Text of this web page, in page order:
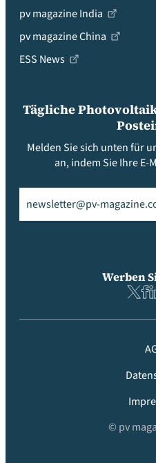
pv magazine India
pv magazine China
ESS News
Tägliche
Melden Sie sich unten für
an, indem Sie Ihre E-
Werben
© pv